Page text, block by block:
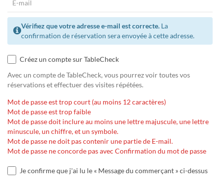
Vérifiez que votre adresse e-mail est correcte. La
confirmation de réservation sera envoyée à cette adresse.
Créez un compte sur TableCheck
Avec un compte de TableCheck, vous pourrez voir toutes vos
réservations et effectuer des visites répétées.
Mot de passe est trop court (au moins 12 caractères)
Mot de passe est trop faible
Mot de passe doit inclure au moins une lettre majuscule, une lettre
minuscule, un chiffre, et un symbole.
Mot de passe ne doit pas contenir une partie de E-mail.
Mot de passe ne concorde pas avec Confirmation du mot de passe
Je confirme que j'ai lu le « Message du commerçant » ci-dessus